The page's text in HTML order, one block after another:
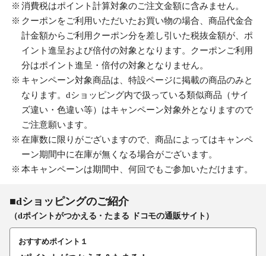
消費税はポイント計算対象のご注文金額に含みません。
クーポンをご利用いただいたお買い物の場合、商品代金合
計金額からご利用クーポン分を差し引いた税抜金額が、ポ
イント進呈および倍付の対象となります。クーポンご利用
分はポイント進呈・倍付の対象となりません。
キャンペーン対象商品は、特設ページに掲載の商品のみと
なります。dショッピング内で扱っている類似商品（サイ
ズ違い・色違い等）はキャンペーン対象外となりますので
ご注意願います。
在庫数に限りがございますので、商品によってはキャンペ
ーン期間中に在庫が無くなる場合がございます。
本キャンペーンは期間中、何回でもご参加いただけます。
■dショッピングのご紹介
（dポイントがつかえる・たまる ドコモの通販サイト）
おすすめポイント１